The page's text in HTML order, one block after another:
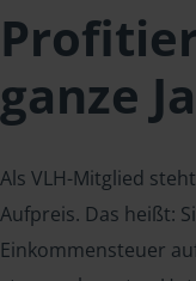
ganze
Als VLH-Mitglied
Aufpreis. Das heißt:
Einkommensteuer